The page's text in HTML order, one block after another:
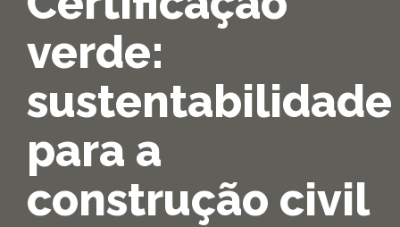
verde:
sustentabilidade
para a
construção civil